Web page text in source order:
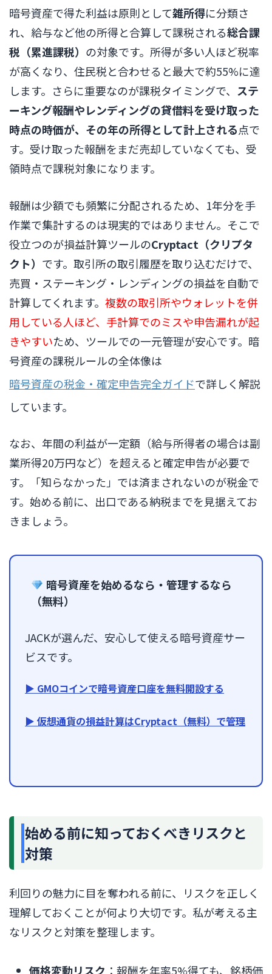
暗号資産で得た利益は原則として雑所得に分類さ
れ、給与など他の所得と合算して課税される総合課
税（累進課税） の対象です。所得が多い人ほど税率
が高くなり、住民税と合わせると最大で約55%に達
します。さらに重要なのが課税タイミングで、 ステ
ーキング報酬やレンディングの貸借料を受け取った
時点の時価が、その年の所得として計上される点で
す。受け取った報酬をまだ売却していなくても、受
領時点で課税対象になります。
報酬は少額でも頻繁に分配されるため、1年分を手
作業で集計するのは現実的ではありません。そこで
役立つのが損益計算ツールのCryptact（クリプタ
クト） です。取引所の取引履歴を取り込むだけで、
売買・ステーキング・レンディングの損益を自動で
計算してくれます。 複数の取引所やウォレットを併
用している人ほど、手計算でのミスや申告漏れが起
きやすいため、ツールでの一元管理が安心です。暗
号資産の課税ルールの全体像は
暗号資産の税金・確定申告完全ガイドで詳しく解説
しています。
なお、年間の利益が一定額（給与所得者の場合は副
業所得20万円など）を超えると確定申告が必要で
す。「知らなかった」では済まされないのが税金で
す。始める前に、出口である納税までを見据えてお
きましょう。
暗号資産を始めるなら・管理するなら
（無料）
JACKが選んだ、安心して使える暗号資産サー
ビスです。
▶ GMOコインで暗号資産口座を無料開設する
▶ 仮想通貨の損益計算はCryptact（無料）で管理
始める前に知っておくべきリスクと
対策
利回りの魅力に目を奪われる前に、リスクを正しく
理解しておくことが何より大切です。私が考える主
なリスクと対策を整理します。
価格変動リスク ：報酬を年率5%得ても、銘柄価